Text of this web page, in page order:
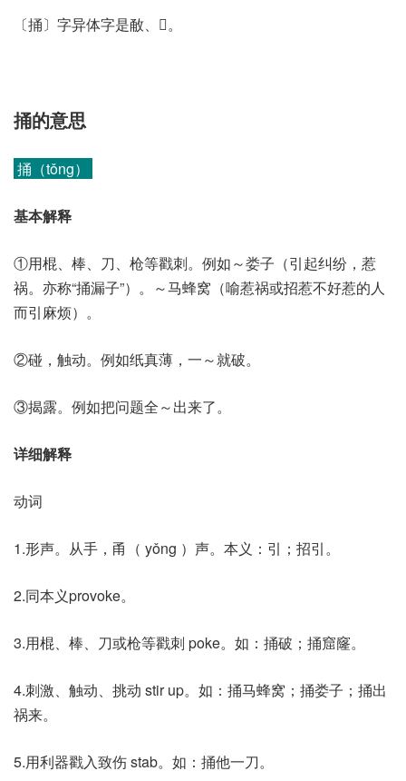
〔捅〕字异体字是㪌、𢳟。
捅的意思
捅（tǒng）
基本解释
①用棍、棒、刀、枪等戳刺。例如～娄子（引起纠纷，惹
祸。亦称“捅漏子”）。～马蜂窝（喻惹祸或招惹不好惹的人
而引麻烦）。
②碰，触动。例如纸真薄，一～就破。
③揭露。例如把问题全～出来了。
详细解释
动词
1.形声。从手，甬（ yǒng ）声。本义：引；招引。
2.同本义provoke。
3.用棍、棒、刀或枪等戳刺 poke。如：捅破；捅窟窿。
4.刺激、触动、挑动 stir up。如：捅马蜂窝；捅娄子；捅出
祸来。
5.用利器戳入致伤 stab。如：捅他一刀。